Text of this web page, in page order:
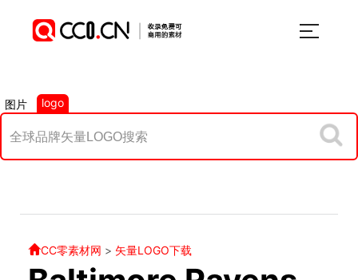
图片 logo
CC零素材网 > 矢量LOGO下载